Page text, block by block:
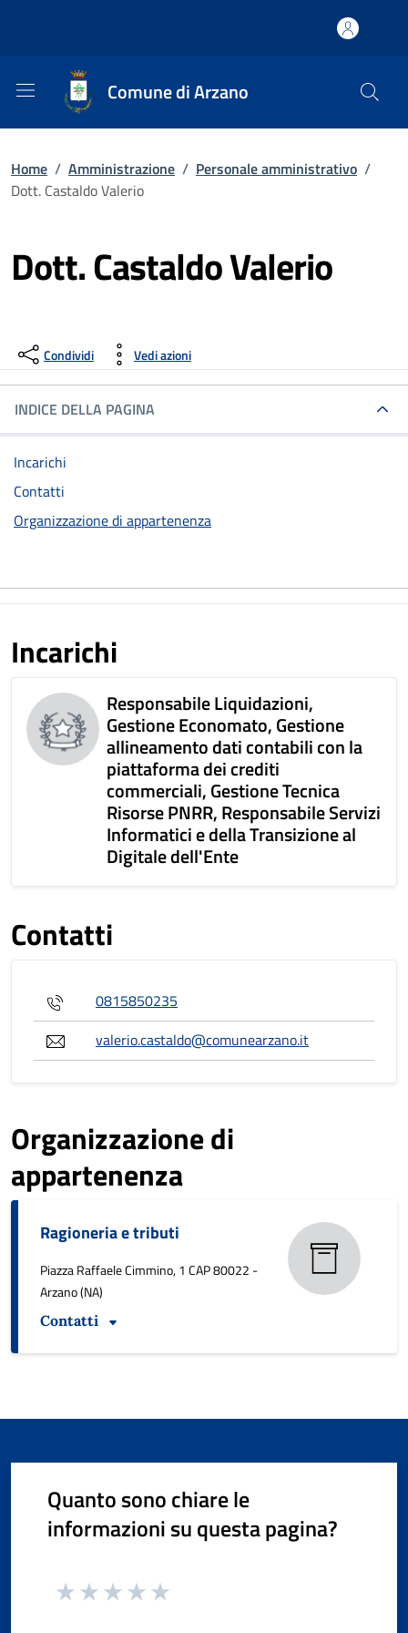
Comune di Arzano
Home / Amministrazione / Personale amministrativo /
Dott. Castaldo Valerio
Dott. Castaldo Valerio
Condividi Vedi azioni
INDICE DELLA PAGINA
Incarichi
Contatti
Organizzazione di appartenenza
Incarichi
Responsabile Liquidazioni,
Gestione Economato, Gestione
allineamento dati contabili con la
piattaforma dei crediti
commerciali, Gestione Tecnica
Risorse PNRR, Responsabile Servizi
Informatici e della Transizione al
Digitale dell'Ente
Contatti
0815850235
valerio.castaldo@comunearzano.it
Organizzazione di
appartenenza
Ragioneria e tributi
Piazza Raffaele Cimmino, 1 CAP 80022 -
Arzano (NA)
Contatti
Quanto sono chiare le
informazioni su questa pagina?